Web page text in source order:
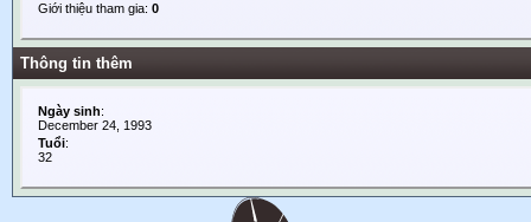
Giới thiệu tham gia: 0
Thông tin thêm
Ngày sinh:
December 24, 1993
Tuổi:
32